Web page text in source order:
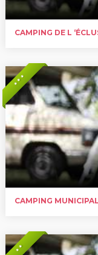
CAMPING DE L
* * *
CAMPING
* *